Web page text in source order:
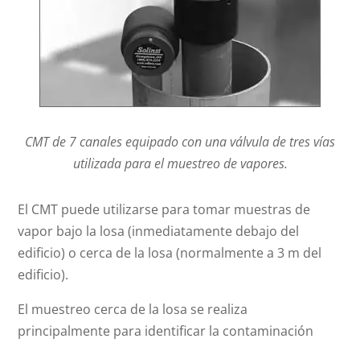
CMT de 7 canales equipado con una válvula de tres vías
utilizada para el muestreo de vapores.
El CMT puede utilizarse para tomar muestras de
vapor bajo la losa (inmediatamente debajo del
edificio) o cerca de la losa (normalmente a 3 m del
edificio).
El muestreo cerca de la losa se realiza
principalmente para identificar la contaminación